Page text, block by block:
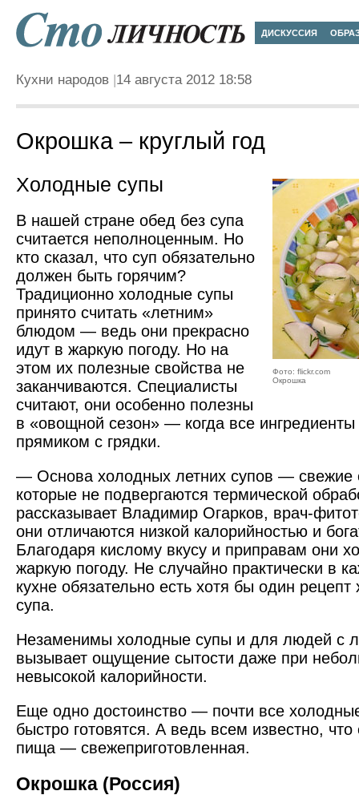
ДИСКУССИЯ
Кухни народов 14 августа 2012 18:58
Окрошка – круглый год
Фото: flickr.com
Окрошка
Холодные супы
В нашей стране обед без супа
считается неполноценным. Но
кто сказал, что суп обязательно
должен быть горячим?
Традиционно холодные супы
принято считать «летним»
блюдом — ведь они прекрасно
идут в жаркую погоду. Но на
этом их полезные свойства не
заканчиваются. Специалисты
считают, они особенно полезны
в «овощной сезон» — когда все ингредиенты
прямиком с грядки.
— Основа холодных летних супов — свежие
которые не подвергаются термической
рассказывает Владимир Огарков, врач-
они отличаются низкой калорийностью и
Благодаря кислому вкусу и приправам они
жаркую погоду. Не случайно практически в
кухне обязательно есть хотя бы один рецепт
супа.
Незаменимы холодные супы и для людей с
вызывает ощущение сытости даже при
невысокой калорийности.
Еще одно достоинство — почти все
быстро готовятся. А ведь всем известно,
пища — свежеприготовленная.
Окрошка (Россия)